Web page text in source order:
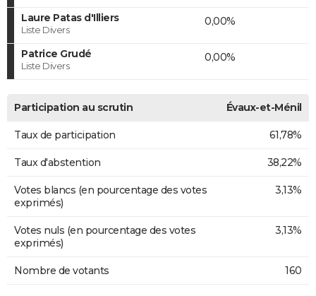
Laure Patas d'Illiers
Liste Divers
0,00%
Patrice Grudé
Liste Divers
0,00%
Participation au scrutin Évaux-et-Ménil
Taux de participation 61,78%
Taux d'abstention 38,22%
Votes blancs (en pourcentage des votes
exprimés)
3,13%
Votes nuls (en pourcentage des votes
exprimés)
3,13%
Nombre de votants 160